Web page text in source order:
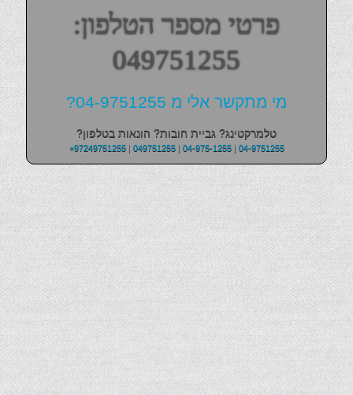
פרטי מספר הטלפון:
049751255
מי מתקשר אלי מ 04-9751255?
טלמרקטינג? גביית חובות? הונאות בטלפון?
+97249751255| 049751255| 04-975-1255| 04-9751255